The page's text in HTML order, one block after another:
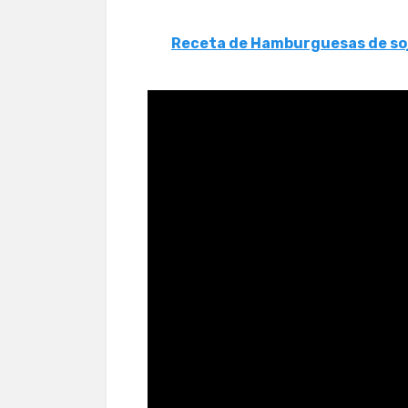
Receta de Hamburguesas de